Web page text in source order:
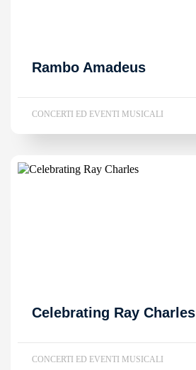
Rambo Amadeus
CONCERTI ED EVENTI MUSICALI
Celebrating Ray Charles
CONCERTI ED EVENTI MUSICALI